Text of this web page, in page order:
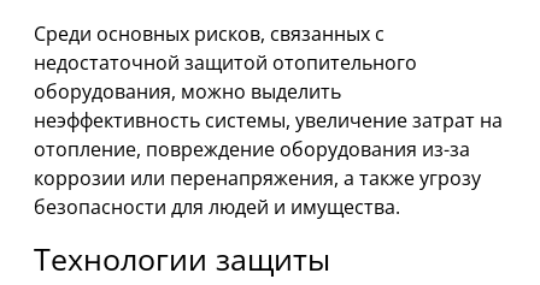
Среди основных рисков, связанных с
недостаточной защитой отопительного
оборудования, можно выделить
неэффективность системы, увеличение затрат на
отопление, повреждение оборудования из-за
коррозии или перенапряжения, а также угрозу
безопасности для людей и имущества.
Технологии защиты